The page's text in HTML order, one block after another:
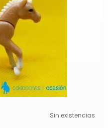
Sin existencias